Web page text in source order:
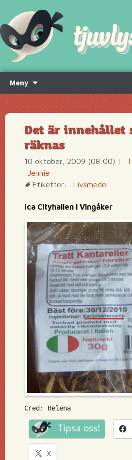
Meny
innehåll
Det är innehållet
räknas
10 oktober, 2009 (08:00) |
Jennie
Etiketter:
Livsmedel
Ica Cityhallen i Vingåker
Cred: Helena
Tipsa oss!
X